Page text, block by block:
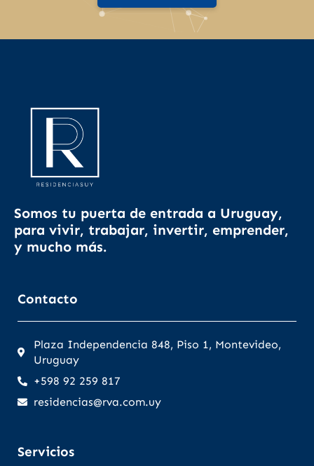
Somos tu puerta de entrada a Uruguay,
para vivir, trabajar, invertir, emprender,
y mucho más.
Contacto
Plaza Independencia 848, Piso 1, Montevideo,
Uruguay
+598 92 259 817
residencias@rva.com.uy
Servicios